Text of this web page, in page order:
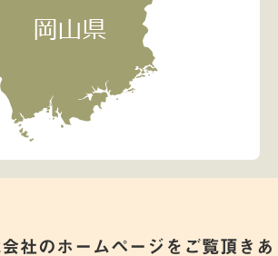
社のホームページをご覧頂きあ